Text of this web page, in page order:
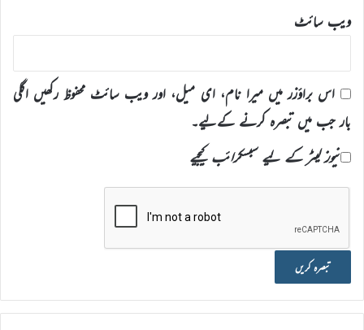
ویب‌ سائٹ
اس براؤزر میں میرا نام، ای میل، اور ویب سائٹ محفوظ رکھیں اگلی
بار جب میں تبصرہ کرنے کےلیے۔
نیوز لیٹر کے لیے سبسکرائب کیجیے